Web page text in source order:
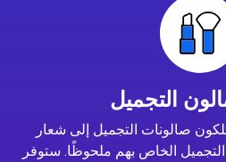
التجميل
صالونات التجميل إلى شعار
الخاص بهم ملحوظًا. ستوفر